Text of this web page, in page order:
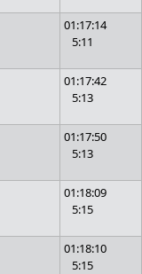
01:17:14
5:11
01:17:42
5:13
01:17:50
5:13
01:18:09
5:15
01:18:10
5:15